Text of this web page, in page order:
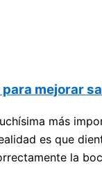
mejorar
más
es que
la